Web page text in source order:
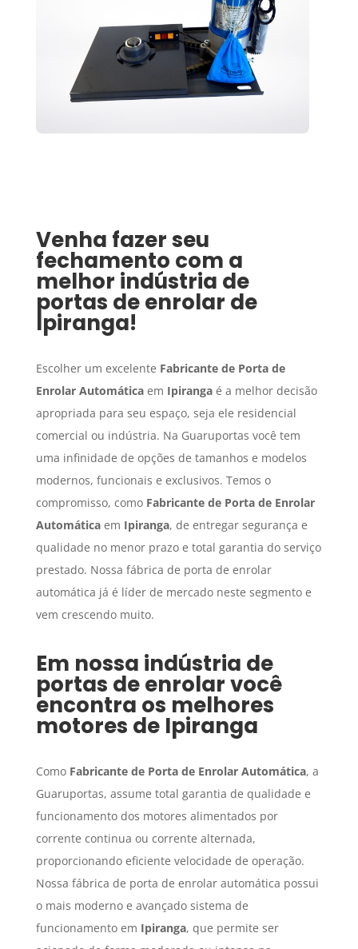
Venha fazer seu
fechamento com a
melhor indústria de
portas de enrolar de
Ipiranga!
Escolher um excelente Fabricante de Porta de
Enrolar Automáticaem Ipirangaé a melhor decisão
apropriada para seu espaço, seja ele residencial
comercial ou indústria. Na Guaruportas você tem
uma infinidade de opções de tamanhos e modelos
modernos, funcionais e exclusivos. Temos o
compromisso, como Fabricante de Porta de Enrolar
Automáticaem Ipiranga, de entregar segurança e
qualidade no menor prazo e total garantia do serviço
prestado. Nossa fábrica de porta de enrolar
automática já é líder de mercado neste segmento e
vem crescendo muito.
Em nossa indústria de
portas de enrolar você
encontra os melhores
motores de Ipiranga
Como Fabricante de Porta de Enrolar Automática, a
Guaruportas, assume total garantia de qualidade e
funcionamento dos motores alimentados por
corrente continua ou corrente alternada,
proporcionando eficiente velocidade de operação.
Nossa fábrica de porta de enrolar automática possui
o mais moderno e avançado sistema de
funcionamento em Ipiranga, que permite ser